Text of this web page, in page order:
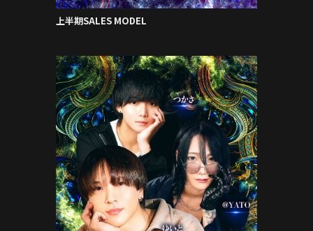
上半期SALES MODEL